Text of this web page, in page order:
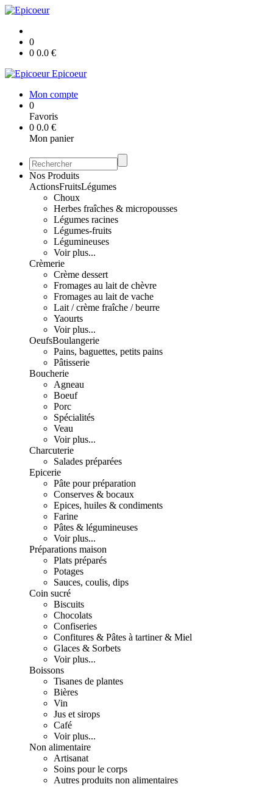
0
0 0.0 €
Epicoeur
Mon compte
0
Favoris
0 0.0 €
Mon panier
Nos Produits
ActionsFruitsLégumes
Choux
Herbes fraîches & micropousses
Légumes racines
Légumes-fruits
Légumineuses
Voir plus...
Crèmerie
Crème dessert
Fromages au lait de chèvre
Fromages au lait de vache
Lait / crème fraîche / beurre
Yaourts
Voir plus...
OeufsBoulangerie
Pains, baguettes, petits pains
Pâtisserie
Boucherie
Agneau
Boeuf
Porc
Spécialités
Veau
Voir plus...
Charcuterie
Salades préparées
Epicerie
Pâte pour préparation
Conserves & bocaux
Epices, huiles & condiments
Farine
Pâtes & légumineuses
Voir plus...
Préparations maison
Plats préparés
Potages
Sauces, coulis, dips
Coin sucré
Biscuits
Chocolats
Confiseries
Confitures & Pâtes à tartiner & Miel
Glaces & Sorbets
Voir plus...
Boissons
Tisanes de plantes
Bières
Vin
Jus et sirops
Café
Voir plus...
Non alimentaire
Artisanat
Soins pour le corps
Autres produits non alimentaires